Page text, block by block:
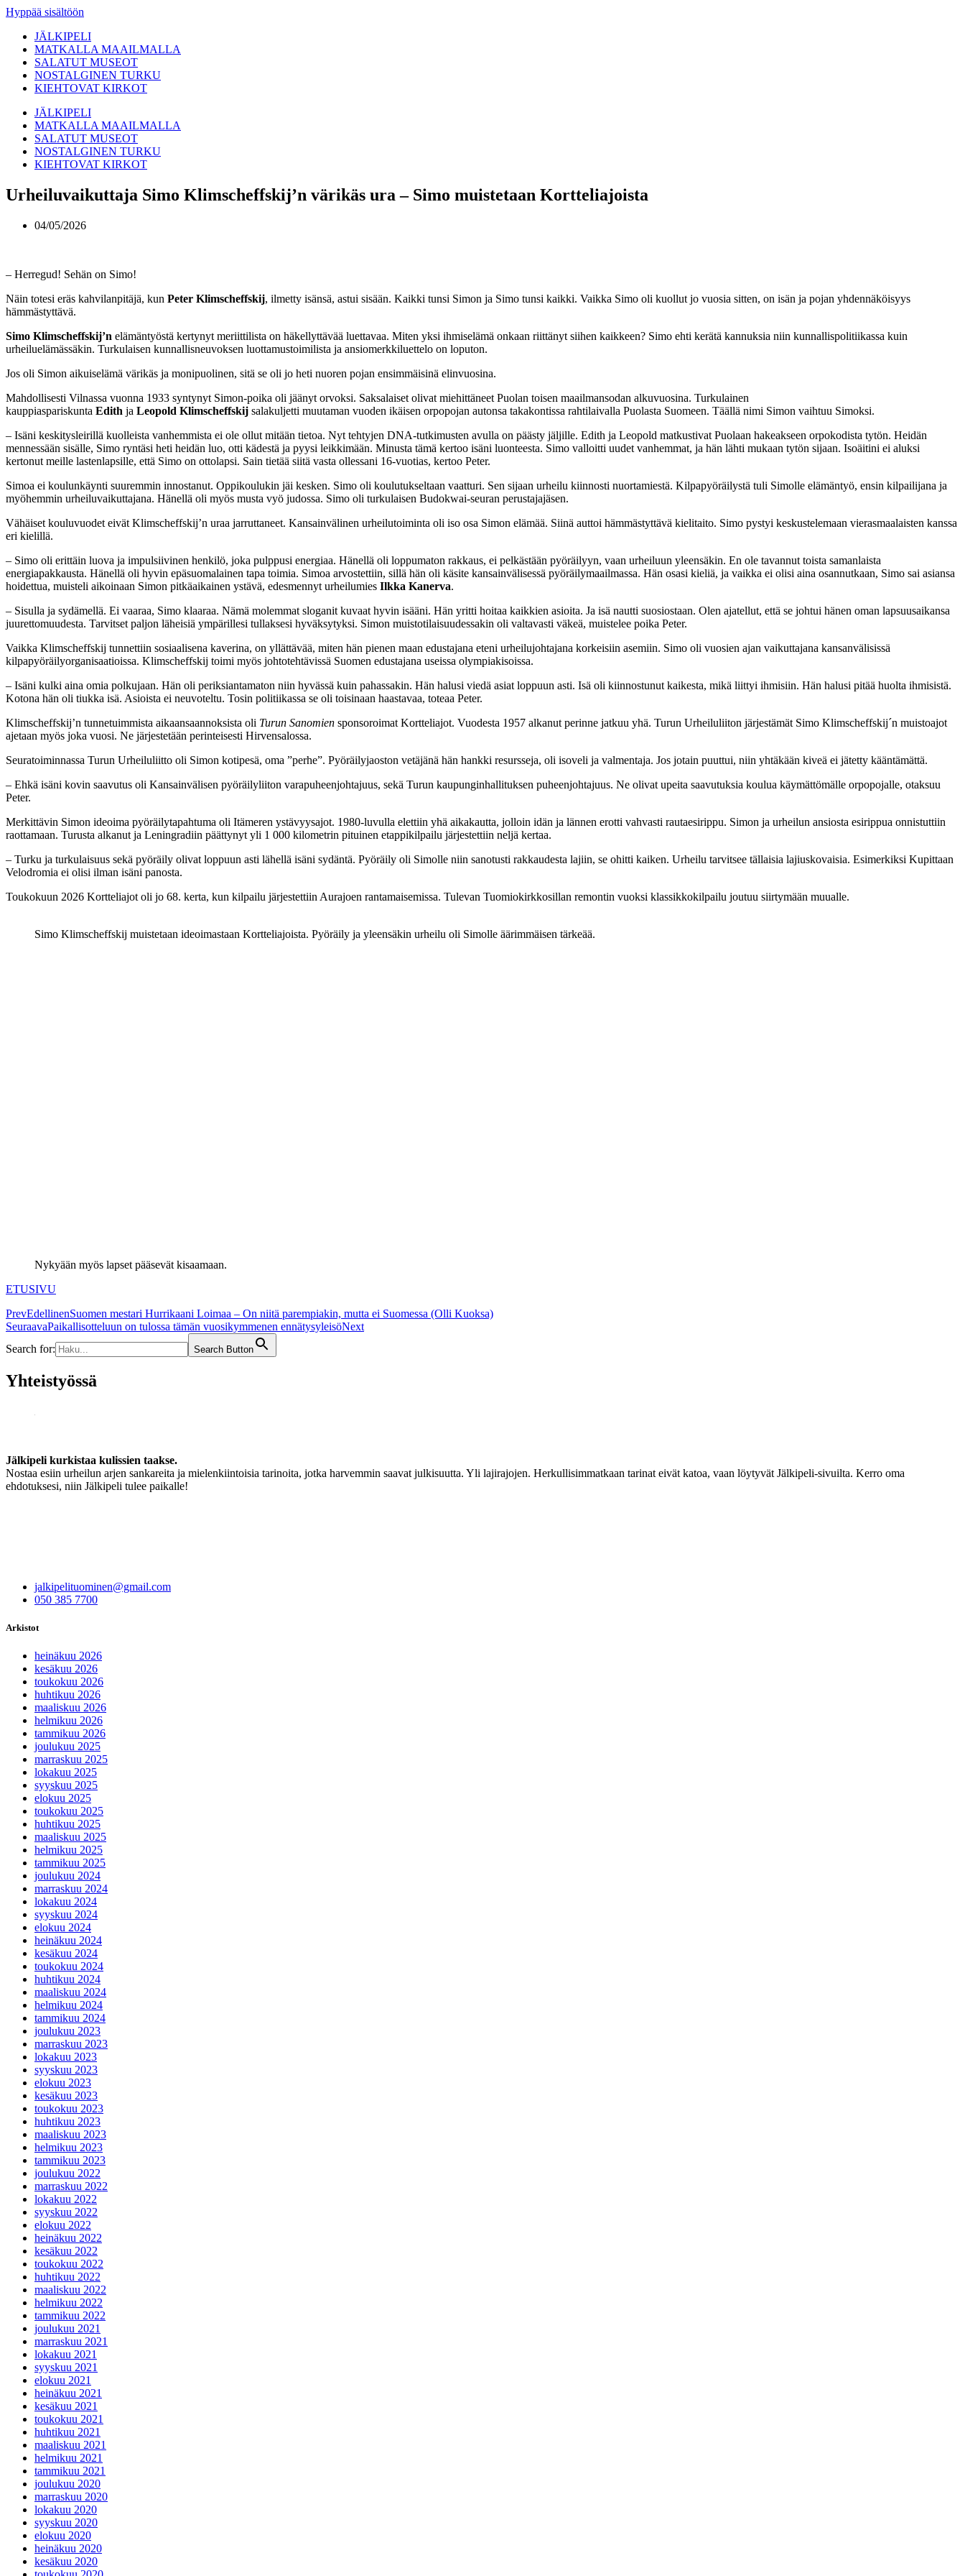
Hyppää sisältöön
JÄLKIPELI
MATKALLA MAAILMALLA
SALATUT MUSEOT
NOSTALGINEN TURKU
KIEHTOVAT KIRKOT
JÄLKIPELI
MATKALLA MAAILMALLA
SALATUT MUSEOT
NOSTALGINEN TURKU
KIEHTOVAT KIRKOT
Urheiluvaikuttaja Simo Klimscheffskij’n värikäs ura – Simo muistetaan Kortteliajoista
04/05/2026
– Herregud! Sehän on Simo!
Näin totesi eräs kahvilanpitäjä, kun Peter Klimscheffskij, ilmetty isänsä, astui sisään. Kaikki tunsi Simon ja Simo tunsi kaikki. Vaikka Simo oli kuollut jo vuosia sitten, on isän ja pojan yhdennäköisyys
hämmästyttävä.
Simo Klimscheffskij’n elämäntyöstä kertynyt meriittilista on häkellyttävää luettavaa. Miten yksi ihmiselämä onkaan riittänyt siihen kaikkeen? Simo ehti kerätä kannuksia niin kunnallispolitiikassa kuin
urheiluelämässäkin. Turkulaisen kunnallisneuvoksen luottamustoimilista ja ansiomerkkiluettelo on loputon.
Jos oli Simon aikuiselämä värikäs ja monipuolinen, sitä se oli jo heti nuoren pojan ensimmäisinä elinvuosina.
Mahdollisesti Vilnassa vuonna 1933 syntynyt Simon-poika oli jäänyt orvoksi. Saksalaiset olivat miehittäneet Puolan toisen maailmansodan alkuvuosina. Turkulainen
kauppiaspariskunta Edith ja Leopold Klimscheffskij salakuljetti muutaman vuoden ikäisen orpopojan autonsa takakontissa rahtilaivalla Puolasta Suomeen. Täällä nimi Simon vaihtuu Simoksi.
– Isäni keskitysleirillä kuolleista vanhemmista ei ole ollut mitään tietoa. Nyt tehtyjen DNA-tutkimusten avulla on päästy jäljille. Edith ja Leopold matkustivat Puolaan hakeakseen orpokodista tytön. Heidän
mennessään sisälle, Simo ryntäsi heti heidän luo, otti kädestä ja pyysi leikkimään. Minusta tämä kertoo isäni luonteesta. Simo valloitti uudet vanhemmat, ja hän lähti mukaan tytön sijaan. Isoäitini ei aluksi
kertonut meille lastenlapsille, että Simo on ottolapsi. Sain tietää siitä vasta ollessani 16-vuotias, kertoo Peter.
Simoa ei koulunkäynti suuremmin innostanut. Oppikoulukin jäi kesken. Simo oli koulutukseltaan vaatturi. Sen sijaan urheilu kiinnosti nuortamiestä. Kilpapyöräilystä tuli Simolle elämäntyö, ensin kilpailijana ja
myöhemmin urheiluvaikuttajana. Hänellä oli myös musta vyö judossa. Simo oli turkulaisen Budokwai-seuran perustajajäsen.
Vähäiset kouluvuodet eivät Klimscheffskij’n uraa jarruttaneet. Kansainvälinen urheilutoiminta oli iso osa Simon elämää. Siinä auttoi hämmästyttävä kielitaito. Simo pystyi keskustelemaan vierasmaalaisten kanssa
eri kielillä.
– Simo oli erittäin luova ja impulsiivinen henkilö, joka pulppusi energiaa. Hänellä oli loppumaton rakkaus, ei pelkästään pyöräilyyn, vaan urheiluun yleensäkin. En ole tavannut toista samanlaista
energiapakkausta. Hänellä oli hyvin epäsuomalainen tapa toimia. Simoa arvostettiin, sillä hän oli käsite kansainvälisessä pyöräilymaailmassa. Hän osasi kieliä, ja vaikka ei olisi aina osannutkaan, Simo sai asiansa
hoidettua, muisteli aikoinaan Simon pitkäaikainen ystävä, edesmennyt urheilumies Ilkka Kanerva.
– Sisulla ja sydämellä. Ei vaaraa, Simo klaaraa. Nämä molemmat sloganit kuvaat hyvin isääni. Hän yritti hoitaa kaikkien asioita. Ja isä nautti suosiostaan. Olen ajatellut, että se johtui hänen oman lapsuusaikansa
juurettomuudesta. Tarvitset paljon läheisiä ympärillesi tullaksesi hyväksytyksi. Simon muistotilaisuudessakin oli valtavasti väkeä, muistelee poika Peter.
Vaikka Klimscheffskij tunnettiin sosiaalisena kaverina, on yllättävää, miten hän pienen maan edustajana eteni urheilujohtajana korkeisiin asemiin. Simo oli vuosien ajan vaikuttajana kansanvälisissä
kilpapyöräilyorganisaatioissa. Klimscheffskij toimi myös johtotehtävissä Suomen edustajana useissa olympiakisoissa.
– Isäni kulki aina omia polkujaan. Hän oli periksiantamaton niin hyvässä kuin pahassakin. Hän halusi viedä asiat loppuun asti. Isä oli kiinnostunut kaikesta, mikä liittyi ihmisiin. Hän halusi pitää huolta ihmisistä.
Kotona hän oli tiukka isä. Asioista ei neuvoteltu. Tosin politiikassa se oli toisinaan haastavaa, toteaa Peter.
Klimscheffskij’n tunnetuimmista aikaansaannoksista oli Turun Sanomien sponsoroimat Kortteliajot. Vuodesta 1957 alkanut perinne jatkuu yhä. Turun Urheiluliiton järjestämät Simo Klimscheffskij´n muistoajot
ajetaan myös joka vuosi. Ne järjestetään perinteisesti Hirvensalossa.
Seuratoiminnassa Turun Urheiluliitto oli Simon kotipesä, oma ”perhe”. Pyöräilyjaoston vetäjänä hän hankki resursseja, oli isoveli ja valmentaja. Jos jotain puuttui, niin yhtäkään kiveä ei jätetty kääntämättä.
– Ehkä isäni kovin saavutus oli Kansainvälisen pyöräilyliiton varapuheenjohtajuus, sekä Turun kaupunginhallituksen puheenjohtajuus. Ne olivat upeita saavutuksia koulua käymättömälle orpopojalle, otaksuu
Peter.
Merkittävin Simon ideoima pyöräilytapahtuma oli Itämeren ystävyysajot. 1980-luvulla elettiin yhä aikakautta, jolloin idän ja lännen erotti vahvasti rautaesirippu. Simon ja urheilun ansiosta esirippua onnistuttiin
raottamaan. Turusta alkanut ja Leningradiin päättynyt yli 1 000 kilometrin pituinen etappikilpailu järjestettiin neljä kertaa.
– Turku ja turkulaisuus sekä pyöräily olivat loppuun asti lähellä isäni sydäntä. Pyöräily oli Simolle niin sanotusti rakkaudesta lajiin, se ohitti kaiken. Urheilu tarvitsee tällaisia lajiuskovaisia. Esimerkiksi Kupittaan
Velodromia ei olisi ilman isäni panosta.
Toukokuun 2026 Kortteliajot oli jo 68. kerta, kun kilpailu järjestettiin Aurajoen rantamaisemissa. Tulevan Tuomiokirkkosillan remontin vuoksi klassikkokilpailu joutuu siirtymään muualle.
Simo Klimscheffskij muistetaan ideoimastaan Kortteliajoista. Pyöräily ja yleensäkin urheilu oli Simolle äärimmäisen tärkeää.
Nykyään myös lapset pääsevät kisaamaan.
ETUSIVU
PrevEdellinenSuomen mestari Hurrikaani Loimaa – On niitä parempiakin, mutta ei Suomessa (Olli Kuoksa)
SeuraavaPaikallisotteluun on tulossa tämän vuosikymmenen ennätysyleisöNext
Search for:
Search Button
Yhteistyössä
Jälkipeli kurkistaa kulissien taakse.
ehdotuksesi, niin Jälkipeli tulee paikalle!
jalkipelituominen@gmail.com
050 385 7700
Arkistot
heinäkuu 2026
kesäkuu 2026
toukokuu 2026
huhtikuu 2026
maaliskuu 2026
helmikuu 2026
tammikuu 2026
joulukuu 2025
marraskuu 2025
lokakuu 2025
syyskuu 2025
elokuu 2025
toukokuu 2025
huhtikuu 2025
maaliskuu 2025
helmikuu 2025
tammikuu 2025
joulukuu 2024
marraskuu 2024
lokakuu 2024
syyskuu 2024
elokuu 2024
heinäkuu 2024
kesäkuu 2024
toukokuu 2024
huhtikuu 2024
maaliskuu 2024
helmikuu 2024
tammikuu 2024
joulukuu 2023
marraskuu 2023
lokakuu 2023
syyskuu 2023
elokuu 2023
kesäkuu 2023
toukokuu 2023
huhtikuu 2023
maaliskuu 2023
helmikuu 2023
tammikuu 2023
joulukuu 2022
marraskuu 2022
lokakuu 2022
syyskuu 2022
elokuu 2022
heinäkuu 2022
kesäkuu 2022
toukokuu 2022
huhtikuu 2022
maaliskuu 2022
helmikuu 2022
tammikuu 2022
joulukuu 2021
marraskuu 2021
lokakuu 2021
syyskuu 2021
elokuu 2021
heinäkuu 2021